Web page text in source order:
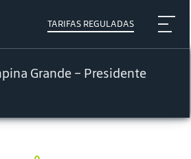
TARIFAS REGULADAS
Grande – Presidente